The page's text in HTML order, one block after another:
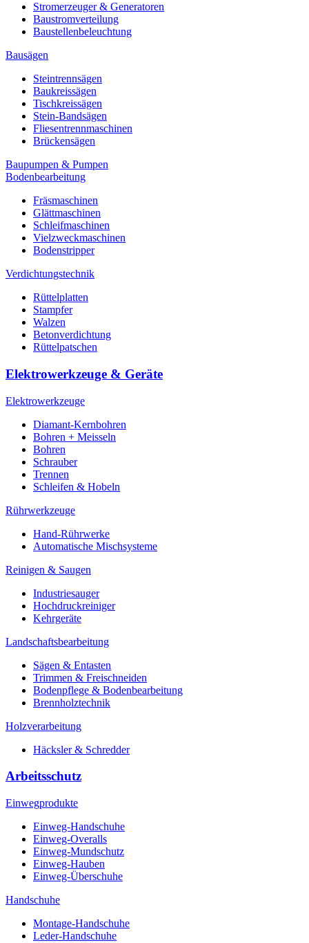
Stromerzeuger & Generatoren
Baustromverteilung
Baustellenbeleuchtung
Bausägen
Steintrennsägen
Baukreissägen
Tischkreissägen
Stein-Bandsägen
Fliesentrennmaschinen
Brückensägen
Baupumpen & Pumpen
Bodenbearbeitung
Fräsmaschinen
Glättmaschinen
Schleifmaschinen
Vielzweckmaschinen
Bodenstripper
Verdichtungstechnik
Rüttelplatten
Stampfer
Walzen
Betonverdichtung
Rüttelpatschen
Elektrowerkzeuge & Geräte
Elektrowerkzeuge
Diamant-Kernbohren
Bohren + Meisseln
Bohren
Schrauber
Trennen
Schleifen & Hobeln
Rührwerkzeuge
Hand-Rührwerke
Automatische Mischsysteme
Reinigen & Saugen
Industriesauger
Hochdruckreiniger
Kehrgeräte
Landschaftsbearbeitung
Sägen & Entasten
Trimmen & Freischneiden
Bodenpflege & Bodenbearbeitung
Brennholztechnik
Holzverarbeitung
Häcksler & Schredder
Arbeitsschutz
Einwegprodukte
Einweg-Handschuhe
Einweg-Overalls
Einweg-Mundschutz
Einweg-Hauben
Einweg-Überschuhe
Handschuhe
Montage-Handschuhe
Leder-Handschuhe